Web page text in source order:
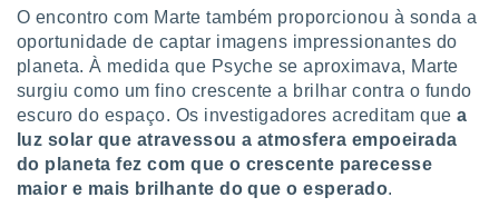
qual se
tal,
seu
ou opor-
qualquer
em “
na
O encontro com Marte também proporcionou à sonda a
oportunidade de captar imagens impressionantes do
planeta. À medida que Psyche se aproximava, Marte
surgiu como um fino crescente a brilhar contra o fundo
escuro do espaço. Os investigadores acreditam quea
luz solar que atravessou a atmosfera empoeirada
do planeta fez com que o crescente parecesse
maior e mais brilhante do que o esperado.